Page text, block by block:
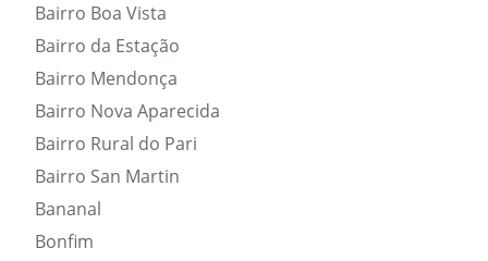
Bairro Boa Vista
Bairro da Estação
Bairro Mendonça
Bairro Nova Aparecida
Bairro Rural do Pari
Bairro San Martin
Bananal
Bonfim